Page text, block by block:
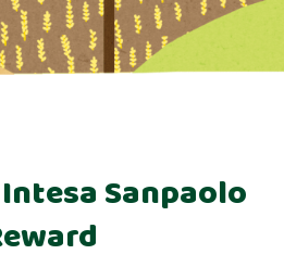
Sanpaolo